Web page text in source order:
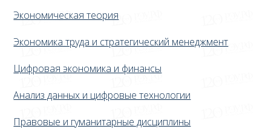
Экономическая теория
Экономика труда и стратегический менеджмент
Цифровая экономика и финансы
Анализ данных и цифровые технологии
Правовые и гуманитарные дисциплины